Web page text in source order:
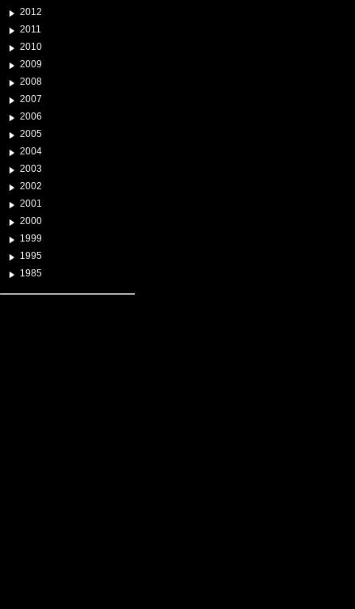
2012
2011
2010
2009
2008
2007
2006
2005
2004
2003
2002
2001
2000
1999
1995
1985